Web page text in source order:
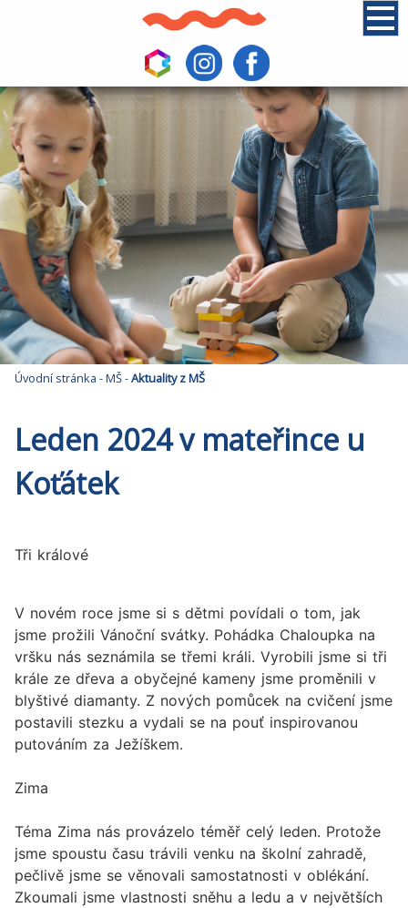
Úvodní stránka -MŠ-Aktuality z MŠ
Leden 2024 v mateřince u
Koťátek
Tři králové
V novém roce jsme si s dětmi povídali o tom, jak
jsme prožili Vánoční svátky. Pohádka Chaloupka na
vršku nás seznámila se třemi králi. Vyrobili jsme si tři
krále ze dřeva a obyčejné kameny jsme proměnili v
blyštivé diamanty. Z nových pomůcek na cvičení jsme
postavili stezku a vydali se na pouť inspirovanou
putováním za Ježíškem.
Zima
Téma Zima nás provázelo téměř celý leden. Protože
jsme spoustu času trávili venku na školní zahradě,
pečlivě jsme se věnovali samostatnosti v oblékání.
Zkoumali jsme vlastnosti sněhu a ledu a v největších